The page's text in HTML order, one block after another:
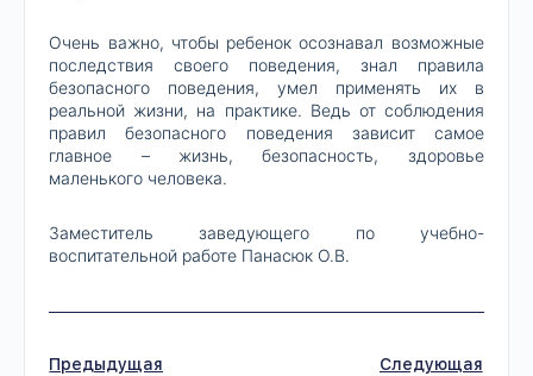
Очень важно, чтобы ребенок осознавал возможные
последствия своего поведения, знал правила
безопасного поведения, умел применять их в
реальной жизни, на практике. Ведь от соблюдения
правил безопасного поведения зависит самое
главное – жизнь, безопасность, здоровье
маленького человека.
Заместитель заведующего по учебно-
воспитательной работе Панасюк О.В.
Предыдущая Следующая